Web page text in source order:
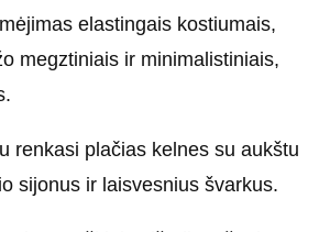
elastingais kostiumais,
megztiniais ir minimalistiniais,
renkasi plačias kelnes su aukštu
sijonus ir laisvesnius švarkus.